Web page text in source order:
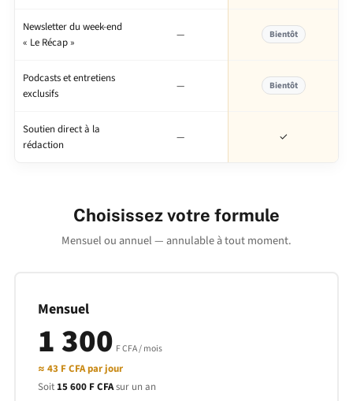
Newsletter du week-end
« Le Récap »
— Bientôt
Podcasts et entretiens
exclusifs
— Bientôt
Soutien direct à la
rédaction
— ✓
Choisissez votre formule
Mensuel ou annuel — annulable à tout moment.
Mensuel
1 300 F CFA / mois
≈ 43 F CFApar jour
Soit 15 600 F CFAsur un an